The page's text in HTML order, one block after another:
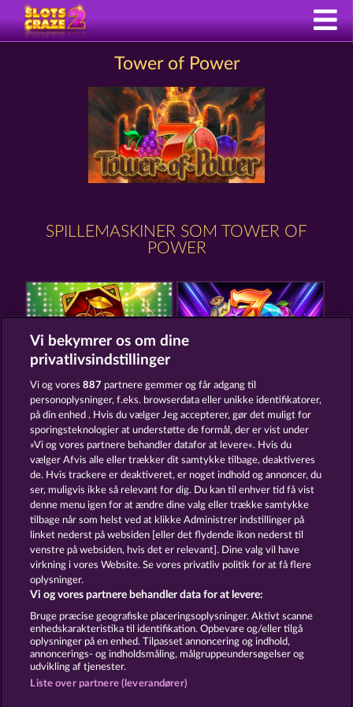
Tower of Power
SPILLEMASKINER SOM TOWER OF
POWER
SUPER DUPER CHERRY FROOTY TROUPE SUN SPLASH
Vilkår og betingelser Datasikkerhed
Kontakt
Indsend anmodning om tilbagetrækning
Vi bekymrer os om dine
privatlivsindstillinger
Vi og vores887 partnere gemmer og får adgang til
personoplysninger, f.eks. browserdata eller unikke identifikatorer,
på din enhed . Hvis du vælger Jeg accepterer, gør det muligt for
sporingsteknologier at understøtte de formål, der er vist under
»Vi og vores partnere behandler datafor at levere«. Hvis du
vælger Afvis alle eller trækker dit samtykke tilbage, deaktiveres
de. Hvis trackere er deaktiveret, er noget indhold og annoncer, du
ser, muligvis ikke så relevant for dig. Du kan til enhver tid få vist
denne menu igen for at ændre dine valg eller trække samtykke
tilbage når som helst ved at klikke Administrer indstillinger på
linket nederst på websiden [eller det flydende ikon nederst til
venstre på websiden, hvis det er relevant]. Dine valg vil have
virkning i vores Website. Se vores privatliv politik for at få flere
oplysninger.
Vi og vores partnere behandler data for at levere:
Bruge præcise geografiske placeringsoplysninger. Aktivt scanne
enhedskarakteristika til identifikation. Opbevare og/eller tilgå
oplysninger på en enhed. Tilpasset annoncering og indhold,
annoncerings- og indholdsmåling, målgruppeundersøgelser og
udvikling af tjenester.
Liste over partnere (leverandører)